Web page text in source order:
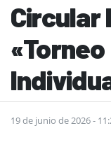
Circular
«Torneo
19 de junio de 2026 -